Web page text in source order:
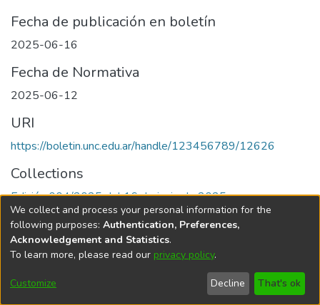
Fecha de publicación en boletín
2025-06-16
Fecha de Normativa
2025-06-12
URI
https://boletin.unc.edu.ar/handle/123456789/12626
Collections
Edición 004/2025 del 16 de junio de 2025
Universidad Nacional de Córdoba
We collect and process your personal information for the
following purposes: Authentication, Preferences,
Acknowledgement and Statistics.
To learn more, please read our privacy policy.
Customize Decline That's ok